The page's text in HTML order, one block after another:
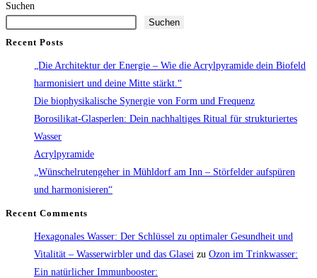
am
Suchen
Suchen
Recent Posts
„Die Architektur der Energie – Wie die Acrylpyramide dein Biofeld
harmonisiert und deine Mitte stärkt.“
Die biophysikalische Synergie von Form und Frequenz
Borosilikat-Glasperlen: Dein nachhaltiges Ritual für strukturiertes
Wasser
Acrylpyramide
„Wünschelrutengeher in Mühldorf am Inn – Störfelder aufspüren
und harmonisieren“
Recent Comments
Hexagonales Wasser: Der Schlüssel zu optimaler Gesundheit und
Vitalität – Wasserwirbler und das Glasei zu Ozon im Trinkwasser:
Ein natürlicher Immunbooster: